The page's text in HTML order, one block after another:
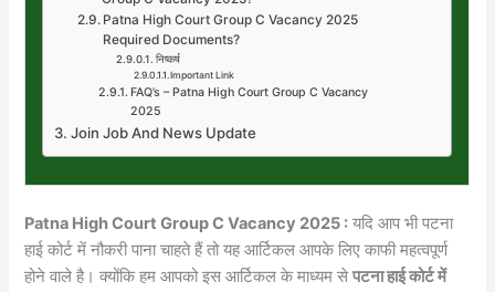
Patna High Court Group C Vacancy 2025
Required Documents?
निष्कर्ष
Important Link
FAQ’s – Patna High Court Group C Vacancy
2025
Join Job And News Update
Patna High Court Group C Vacancy 2025 : यदि आप भी पटना
हाई कोर्ट में नौकरी पाना चाहते हैं तो यह आर्टिकल आपके लिए काफी महत्वपूर्ण
होने वाले है। क्योंकि हम आपको इस आर्टिकल के माध्यम सेपटना हाई कोर्ट में